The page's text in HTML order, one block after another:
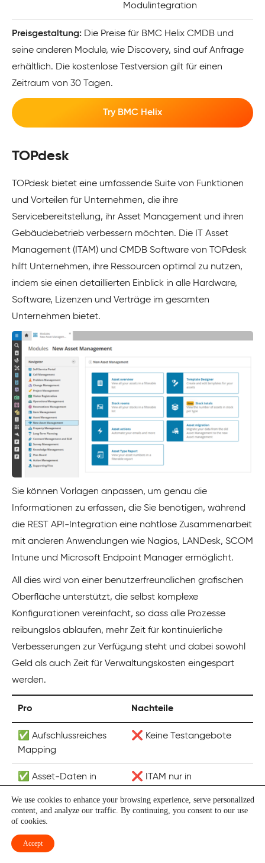
Modulintegration
Preisgestaltung: Die Preise für BMC Helix CMDB und
seine anderen Module, wie Discovery, sind auf Anfrage
erhältlich. Die kostenlose Testversion gilt für einen
Zeitraum von 30 Tagen.
Try BMC Helix
TOPdesk
TOPdesk bietet eine umfassende Suite von Funktionen
und Vorteilen für Unternehmen, die ihre
Servicebereitstellung, ihr Asset Management und ihren
Gebäudebetrieb verbessern möchten. Die IT Asset
Management (ITAM) und CMDB Software von TOPdesk
hilft Unternehmen, ihre Ressourcen optimal zu nutzen,
indem sie einen detaillierten Einblick in alle Hardware,
Software, Lizenzen und Verträge im gesamten
Unternehmen bietet.
Sie können Vorlagen anpassen, um genau die
Informationen zu erfassen, die Sie benötigen, während
die REST API-Integration eine nahtlose Zusammenarbeit
mit anderen Anwendungen wie Nagios, LANDesk, SCOM
Intune und Microsoft Endpoint Manager ermöglicht.
All dies wird von einer benutzerfreundlichen grafischen
Oberfläche unterstützt, die selbst komplexe
Konfigurationen vereinfacht, so dass alle Prozesse
reibungslos ablaufen, mehr Zeit für kontinuierliche
Verbesserungen zur Verfügung steht und dabei sowohl
Geld als auch Zeit für Verwaltungskosten eingespart
werden.
Pro Nachteile
✅ Aufschlussreiches
Mapping
❌ Keine Testangebote
✅ Asset-Daten in
❌ ITAM nur in
✅ CRM, ERP & HR
nahtlos verbinden
❌ Herausforderungen bei
We use cookies to enhance your browsing experience, serve personalized
content, and analyze our traffic. By continuing, you consent to our use
of cookies.
Accept